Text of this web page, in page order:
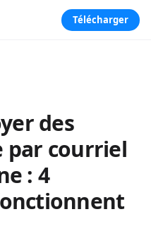
Télécharger
des
par courriel
: 4